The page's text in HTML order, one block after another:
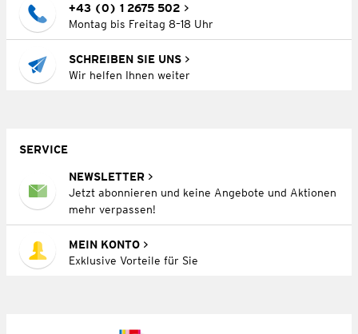
+43 (0) 1 2675 502
Montag bis Freitag 8–18 Uhr
SCHREIBEN SIE UNS
Wir helfen Ihnen weiter
SERVICE
NEWSLETTER
Jetzt abonnieren und keine Angebote und Aktionen
mehr verpassen!
MEIN KONTO
Exklusive Vorteile für Sie